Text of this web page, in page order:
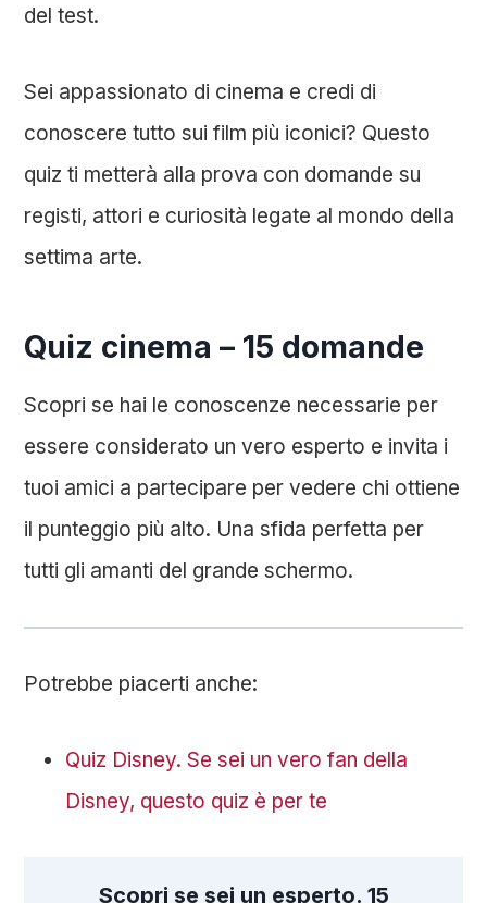
del test.
Sei appassionato di cinema e credi di
conoscere tutto sui film più iconici? Questo
quiz ti metterà alla prova con domande su
registi, attori e curiosità legate al mondo della
settima arte.
Quiz cinema – 15 domande
Scopri se hai le conoscenze necessarie per
essere considerato un vero esperto e invita i
tuoi amici a partecipare per vedere chi ottiene
il punteggio più alto. Una sfida perfetta per
tutti gli amanti del grande schermo.
Potrebbe piacerti anche:
Quiz Disney. Se sei un vero fan della
Disney, questo quiz è per te
Scopri se sei un esperto. 15